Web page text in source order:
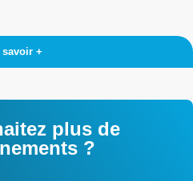
savoir +
plus de
?